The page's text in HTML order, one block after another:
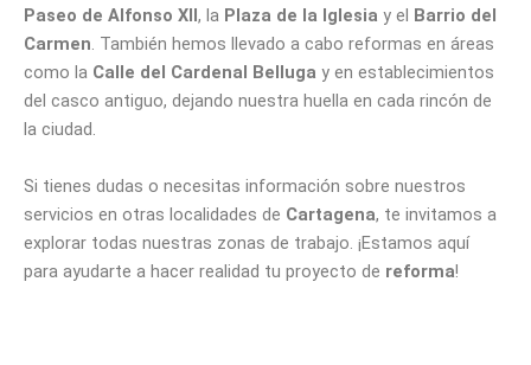
Paseo de Alfonso XII , la Plaza de la Iglesia y el
Barrio del
Carmen. También hemos llevado a cabo reformas en áreas
como la Calle del Cardenal Belluga y en establecimientos
del casco antiguo, dejando nuestra huella en cada rincón de
la ciudad.
Si tienes dudas o necesitas información sobre nuestros
servicios en otras localidades de Cartagena, te invitamos a
explorar todas nuestras zonas de trabajo. ¡Estamos aquí
para ayudarte a hacer realidad tu proyecto de reforma!